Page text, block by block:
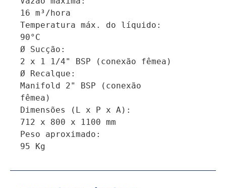
16 m³/hora
Temperatura máx. do líquido:
90°C
Ø Sucção:
2 x 1 1/4" BSP (conexão fêmea)
Ø Recalque:
Manifold 2" BSP (conexão
fêmea)
Dimensões (L x P x A):
712 x 800 x 1100 mm
Peso aproximado:
95 Kg